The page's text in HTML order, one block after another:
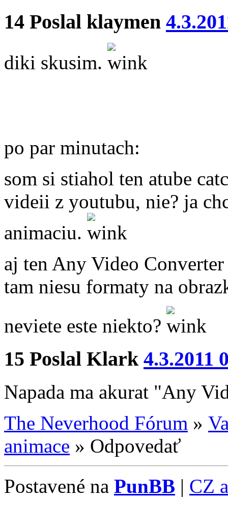
14 Poslal klaymen
diki skusim.
po par minutach:
som si stiahol ten atube
videii z youtubu, nie? ja
animaciu.
aj ten Any Video
tam niesu formaty na
neviete este niekto?
15 Poslal Klark 4.3.2011
Napada ma akurat "Any
The Neverhood Fórum »
animace » Odpovedať
Postavené na PunBB | CZ